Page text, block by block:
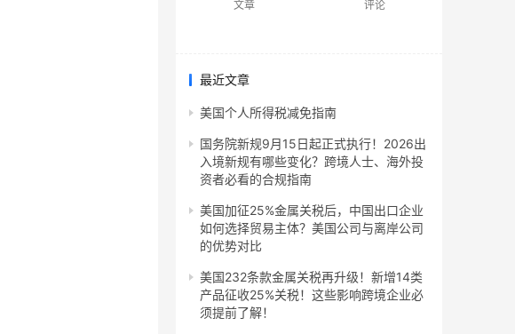
文章 评论
最近文章
美国个人所得税减免指南
国务院新规9月15日起正式执行！2026出
入境新规有哪些变化？跨境人士、海外投
资者必看的合规指南
美国加征25%金属关税后，中国出口企业
如何选择贸易主体？美国公司与离岸公司
的优势对比
美国232条款金属关税再升级！新增14类
产品征收25%关税！这些影响跨境企业必
须提前了解！